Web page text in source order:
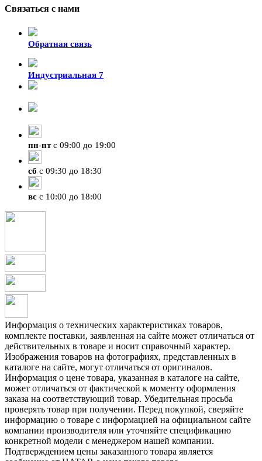
Связаться с нами
Обратная связь
Индустриальная 7
пн-птс 09:00 до 19:00
сб с 09:30 до 18:30
вс с 10:00 до 18:00
Информация о технических характеристиках товаров,
комплекте поставки, заявленная на сайте может отличаться от
действительных в товаре и носит справочный характер.
Изображения товаров на фотографиях, представленных в
каталоге на сайте, могут отличаться от оригиналов.
Информация о цене товара, указанная в каталоге на сайте,
может отличаться от фактической к моменту оформления
заказа на соответствующий товар. Убедительная просьба
проверять товар при получении. Перед покупкой, сверяйте
информацию о товаре с информацией на официальном сайте
компании производителя или уточняйте спецификацию
конкретной модели с менеджером нашей компании.
Подтверждением цены заказанного товара является